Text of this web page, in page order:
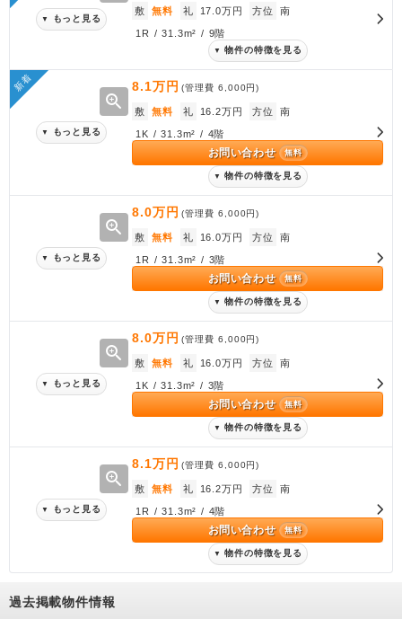
▼ もっと見る
敷 無料 礼 17.0万円 方位 南
1R / 31.3m² / 9階
▼ 物件の特徴を見る
新着
zoom_in
▼ もっと見る
8.1万円 (管理費6,000円)
敷 無料 礼 16.2万円 方位 南
1K / 31.3m² / 4階
お問い合わせ 無料
▼ 物件の特徴を見る
zoom_in
▼ もっと見る
8.0万円 (管理費6,000円)
敷 無料 礼 16.0万円 方位 南
1R / 31.3m² / 3階
お問い合わせ 無料
▼ 物件の特徴を見る
zoom_in
▼ もっと見る
8.0万円 (管理費6,000円)
敷 無料 礼 16.0万円 方位 南
1K / 31.3m² / 3階
お問い合わせ 無料
▼ 物件の特徴を見る
zoom_in
▼ もっと見る
8.1万円 (管理費6,000円)
敷 無料 礼 16.2万円 方位 南
1R / 31.3m² / 4階
お問い合わせ 無料
▼ 物件の特徴を見る
過去掲載物件情報